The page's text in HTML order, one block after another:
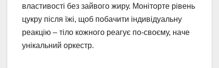
властивості без зайвого жиру. Моніторте рівень
цукру після їжі, щоб побачити індивідуальну
реакцію – тіло кожного реагує по-своєму, наче
унікальний оркестр.